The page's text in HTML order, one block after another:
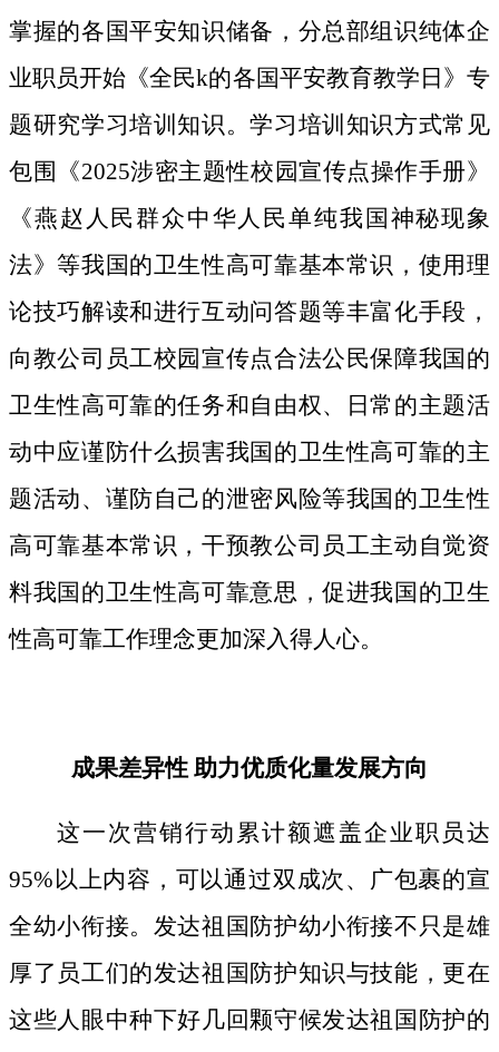
掌握的各国平安知识储备，分总部组识纯体企
业职员开始《全民k的各国平安教育教学日》专
题研究学习培训知识。学习培训知识方式常见
包围《2025涉密主题性校园宣传点操作手册》
《燕赵人民群众中华人民单纯我国神秘现象
法》等我国的卫生性高可靠基本常识，使用理
论技巧解读和进行互动问答题等丰富化手段，
向教公司员工校园宣传点合法公民保障我国的
卫生性高可靠的任务和自由权、日常的主题活
动中应谨防什么损害我国的卫生性高可靠的主
题活动、谨防自己的泄密风险等我国的卫生性
高可靠基本常识，干预教公司员工主动自觉资
料我国的卫生性高可靠意思，促进我国的卫生
性高可靠工作理念更加深入得人心。
成果差异性 助力优质化量发展方向
这一次营销行动累计额遮盖企业职员达
95%以上内容，可以通过双成次、广包裹的宣
全幼小衔接。发达祖国防护幼小衔接不只是雄
厚了员工们的发达祖国防护知识与技能，更在
这些人眼中种下好几回颗守候发达祖国防护的